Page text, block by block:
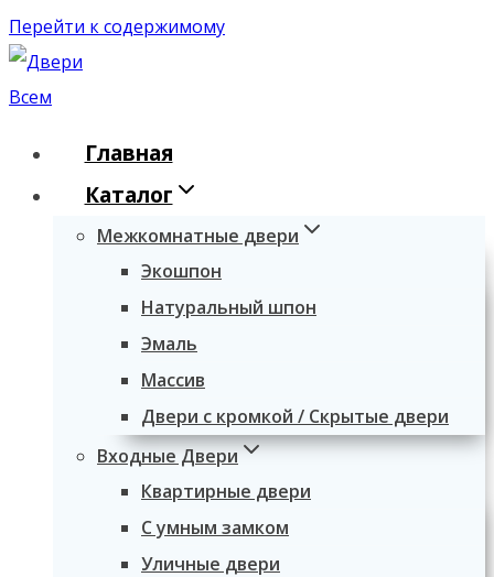
Перейти к содержимому
Главная
Каталог
Межкомнатные двери
Экошпон
Натуральный шпон
Эмаль
Массив
Двери с кромкой / Скрытые двери
Входные Двери
Квартирные двери
С умным замком
Уличные двери